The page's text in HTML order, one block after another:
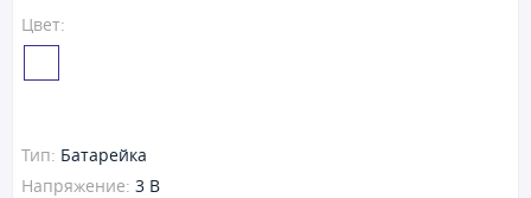
Цвет:
Тип: Батарейка
Напряжение: 3 В